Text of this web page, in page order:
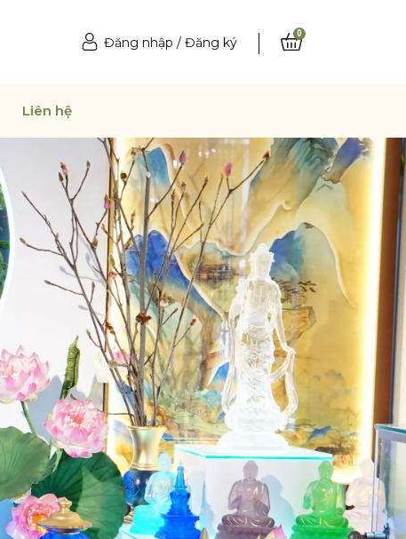
Đăng nhập / Đăng ký
0
Liên hệ